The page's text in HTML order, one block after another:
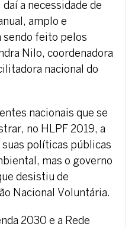
a necessidade de
amplo e
sendo feito pelos
Nilo, coordenadora
nacional do
nacionais que se
no HLPF 2019, a
políticas públicas
mas o governo
desistiu de
Nacional Voluntária.
2030 e a Rede